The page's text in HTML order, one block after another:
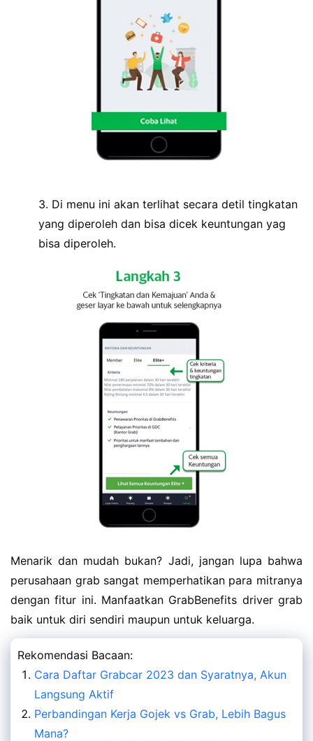
3. Di menu ini akan terlihat secara detil tingkatan
yang diperoleh dan bisa dicek keuntungan yag
bisa diperoleh.
Menarik dan mudah bukan? Jadi, jangan lupa bahwa
perusahaan grab sangat memperhatikan para mitranya
dengan fitur ini. Manfaatkan GrabBenefits driver grab
baik untuk diri sendiri maupun untuk keluarga.
Rekomendasi Bacaan:
Cara Daftar Grabcar 2023 dan Syaratnya, Akun
Langsung Aktif
Perbandingan Kerja Gojek vs Grab, Lebih Bagus
Mana?